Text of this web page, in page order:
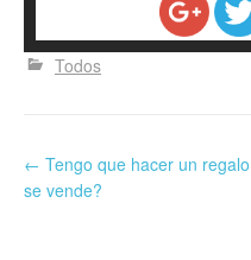
Todos
← Tengo que hacer un
se vende?